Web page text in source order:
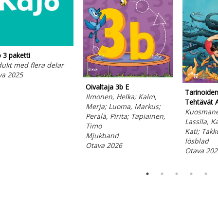
3 paketti
med flera delar
2025
Oivaltaja 3b E
Ilmonen, Helka; Kalm,
Merja; Luoma, Markus;
Perälä, Pirita; Tapiainen,
Timo
Mjukband
Otava 2026
Tehtävät
Lassila,
Kati;
lösblad
Otava